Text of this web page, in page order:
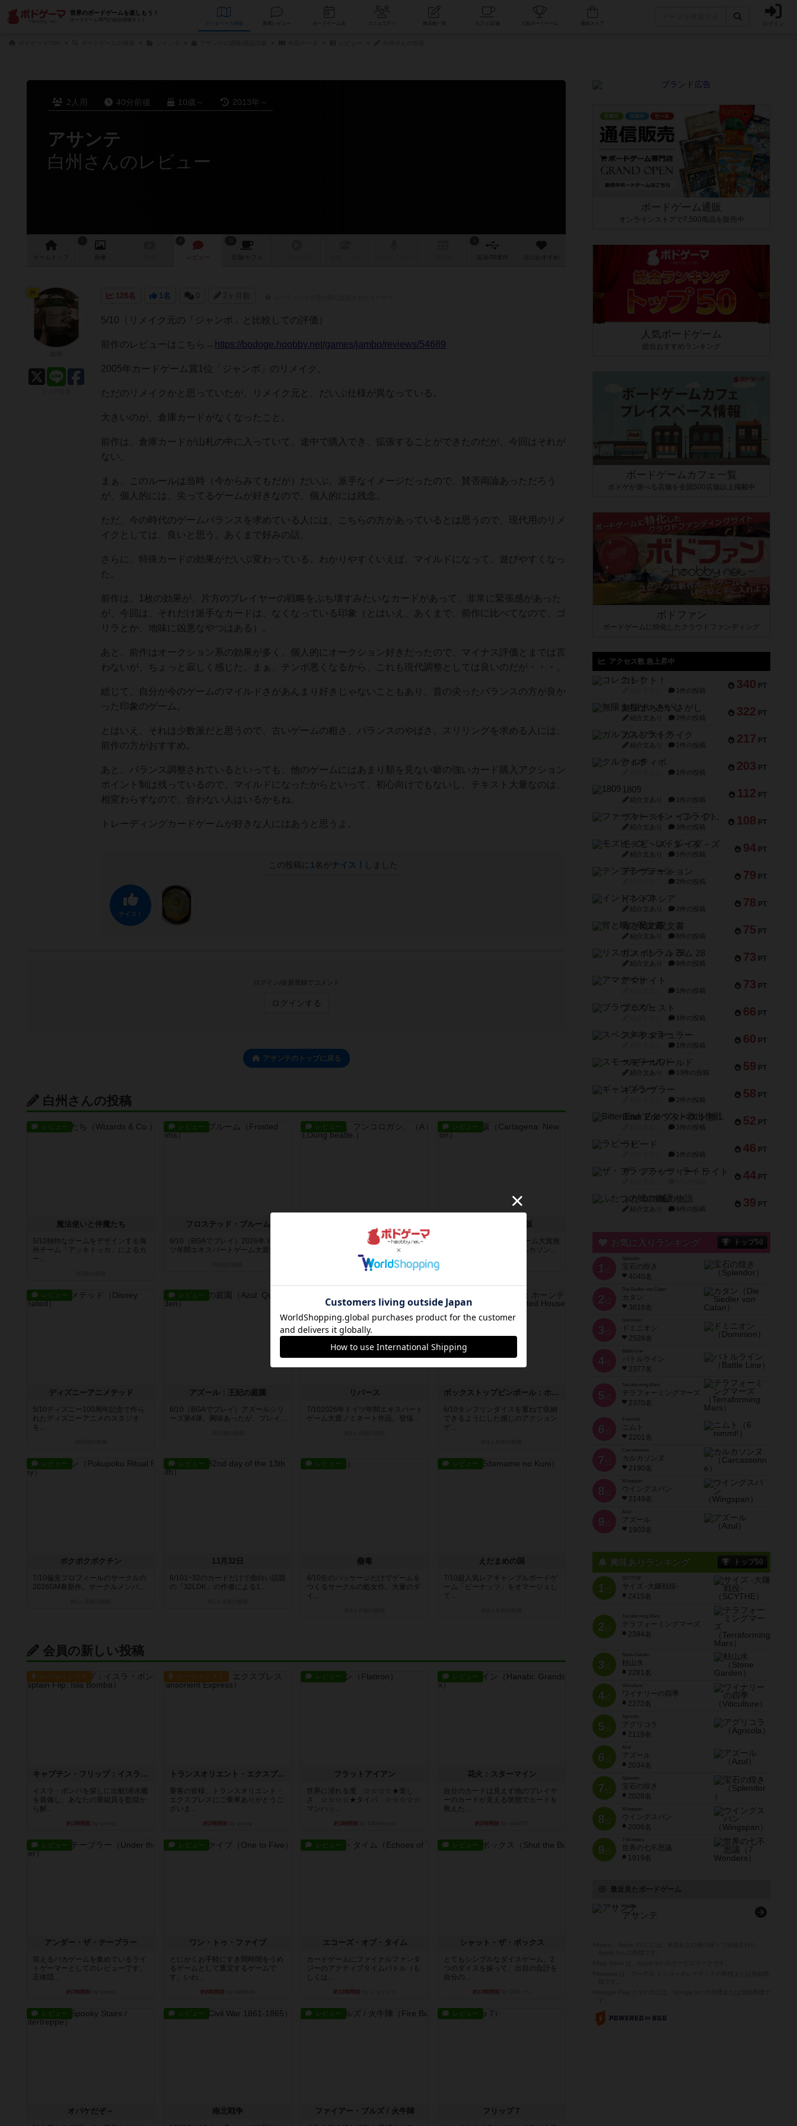
世界のボードゲームを楽しもう！
ボードゲーム専門の総合情報サイト
データベース コミュニティ 人気ボードゲーム ログイン
2人用 40分前後 10歳～ 2013年～
アサンテ
白州さんのレビュー
ゲーム 画像 レビュー 店舗/ カフェ 作 次のおすすめ
128名 1名 0 2ヶ月前
5/10（リメイク元の「ジャンボ」と比較しての評価）
前作のレビューはこちら→ https://bodoge.hoobby.net/games/jambo/reviews/54689
2005年カードゲーム賞1位「ジャンボ」のリメイク。
ただのリメイクかと思っていたが、リメイク元と、だいぶ仕様が異なっている。
大きいのが、倉庫カードがなくなったこと。
前作は、倉庫カードが山札の中に入っていて、途中で購入でき、拡張することができたのだが、今回はそれが
ない。
まぁ、このルールは当時（今からみてもだが）だいぶ、派手なイメージだったので、賛否両論あっただろう
が、個人的には、尖ってるゲームが好きなので、個人的には残念。
ただ、今の時代のゲームバランスを求めている人には、こちらの方があっているとは思うので、現代用のリメ
イクとしては、良いと思う。あくまで好みの話。
さらに、特殊カードの効果がだいぶ変わっている。わかりやすくいえば、マイルドになって、遊びやすくなっ
た。
前作は、1枚の効果が、片方のプレイヤーの戦略をぶち壊すみたいなカードがあって、非常に緊張感があった
が、今回は、それだけ派手なカードは、なくなっている印象（とはいえ、あくまで、前作に比べてなので、ゴ
リラとか、地味に凶悪なやつはある）。
あと、前作はオークション系の効果が多く、個人的にオークション好きだったので、マイナス評価とまでは言
わないが、ちょっと寂しく感じた。まぁ、テンポ悪くなるから、これも現代調整としては良いのだが・・・。
総じて、自分が今のゲームのマイルドさがあんまり好きじゃないこともあり、昔の尖ったバランスの方が良か
った印象のゲーム。
とはいえ、それは少数派だと思うので、古いゲームの粗さ、バランスのやばさ、スリリングを求める人には、
前作の方がおすすめ。
あと、バランス調整されているといっても、他のゲームにはあまり類を見ない癖の強いカード購入アクション
ポイント制は残っているので、マイルドになったからといって、初心向けでもないし、テキスト大量なのは、
相変わらずなので、合わない人はいるかもね。
トレーディングカードゲームが好きな人にはあうと思うよ。
この投稿に 1 名がナイス！ しました
ナイス！
ログイン/会員登録でコメント
ログインする
アサンテのトップに戻る
白州さんの投稿
レビュー
魔法使いと仲魔たち
5/10独特なゲームをデザインする海
外チーム「アッキトッカ」によるカ
ー...
レビュー
フロステッド・ブルーム
6/10（BGAでプレイ）2026年ドイ
ツ年間エキスパートゲーム大賞推...
レビュー
7/10ゴールデンボックス ボードゲー
ムアワード 2025で、ドリスマ...
11日前 の投稿
レビュー
カルタヘナ：新版
6/102001年ドイツ年間ゲーム大賞推
薦リスト作品（大賞はカルカソン...
レビュー
ディズニーアニメテッド
5/10ディズニー100周年記念で作ら
れたディズニーアニメのスタジオ
を...
レビュー
アズール：王妃の庭園
6/10（BGAでプレイ）アズールシリ
ーズ第4弾。興味あったが、プレイ...
リバース
7/102026年ドイツ年間エキスパート
ゲーム大賞ノミネート作品。登場...
ボックストップピンボール：ホーンテッドハウス
6/10タンブリンダイスを重ねて収納
できるようにした感じのアクション
ゲ...
レビュー
ポクポクポクチン
7/10偏見プロフィールのサークルの
2026GM春新作。サークルメンバ...
レビュー
13月32日
6/101~32のカードだけで面白い話題
の「32LDK」の作者による1...
レビュー
蠱毒
4/10缶のパッケージだけでゲームを
つくるサークルの処女作。大量のダ
イ...
レビュー
えだまめの国
7/10超人気レアギャンブルボードゲ
ーム「ピーナッツ」をオマージュし
て...
会員の新しい投稿
ルール/インスト
キャプテン・フリップ：イスラ・ボンバ
イスラ・ボンバを探しに出航!潜水艦
を装備し、あなたの乗組員を監獄か
ら解...
約1時間前
ルール/インスト
トランスオリエント・エクスプレス
乗客の皆様、トランスオリエント・
エクスプレスにご乗車ありがとうご
ざいま...
約2時間前
レビュー
フラットアイアン
世界に浸れる度 ☆☆☆☆★楽し
さ ☆☆☆☆★タイパ ☆☆☆☆☆
マンハッ...
約3時間前
レビュー
花火：スターマイン
自分のカードは見えず他のプレイヤ
ーのカードが見える状態でカードを
教えた...
約5時間前
レビュー
アンダー・ザ・テーブラー
笑えるバカゲームを集めているライ
トゲーマーとしてのレビューです。
正体隠...
約7時間前
レビュー
ワン・トゥ・ファイブ
とにかくお手軽にすき間時間をうめ
るゲームとして重宝するゲームで
す。いわ...
約8時間前
レビュー
エコーズ・オブ・タイム
カードゲームにファイナルファンタ
ジーのアクティブタイムバトル（も
しくは...
約12時間前
レビュー
シャット・ザ・ボックス
とてもシンプルなダイスゲーム。2
つのダイスを振って、出目の合計を
自分の...
約13時間前
レビュー
オバケだぞ～
レビュー
南北戦争
レビュー
ファイアー・ブルズ / 火牛陣
レビュー
フリップ７
ボードゲーム通販
オンラインストアで7,500商品を販売中
人気ボードゲーム
総合おすすめランキング
ボードゲームカフェ一覧
ボドゲが遊べる店舗を全国500店舗以上掲載中
ボドファン
ボードゲームに特化したクラウドファンディング
アクセス数 急上昇中
340 PT
コレクト！
1件の投稿
322 PT
無限まちがいさがし
紹介文あり 2件の投稿
217 PT
ガルフストライク
紹介文あり 1件の投稿
203 PT
クルティボ
1件の投稿
112 PT
1809
紹介文あり 1件の投稿
108 PT
ファースト・イン・フライト
紹介文あり 3件の投稿
94 PT
モズビ－ズ・レイダ－ズ
紹介文あり 1件の投稿
79 PT
テンプテーション
2件の投稿
78 PT
インドネシア
紹介文あり 2件の投稿
75 PT
宵と暁の呪文書
紹介文あり 8件の投稿
73 PT
リスボン・トラム 28
紹介文あり 9件の投稿
73 PT
アマナイト
1件の投稿
66 PT
ブラヴェスト
1件の投稿
60 PT
スペクタキュラー
1件の投稿
59 PT
スモールワールド
紹介文あり 13件の投稿
58 PT
ギャンブラー
2件の投稿
52 PT
Bitter End ブタペスト救出作戦
1件の投稿
46 PT
ラピード
1件の投稿
44 PT
ザ・フラッフィー・ライト
39 PT
ふたつの城の物語
紹介文あり 6件の投稿
お気に入りランキング トップ50
1 位
宝石の煌き
4040名
2 位
Die Siedler von Catan
カタン
3616名
3 位
ドミニオン
2528名
4位
Battle Line
バトルライン
2377名
5 位
Terraforming Mars
テラフォーミングマーズ
2370名
6 位
ニムト
2201名
7 位
Carcassonne
カルカソンヌ
2190名
8 位
Wingspan
ウイングスパン
2149名
9 位
Azul
アズール
1903名
興味ありランキング トップ50
1位
SCYTHE
サイズ -大鎌戦役-
2415名
2位
Terraforming Mars
テラフォーミングマーズ
2394名
3位
Stone Garden
枯山水
2281名
4位
Viticulture
ワイナリーの四季
2272名
5位
Agricola
アグリコラ
2119名
6位
Azul
アズール
2034名
7位
宝石の煌き
2028名
8位
Wingspan
ウイングスパン
2006名
9位
7 Wonders
世界の七不思議
1919名
最近見たボードゲーム
Asante
アサンテ